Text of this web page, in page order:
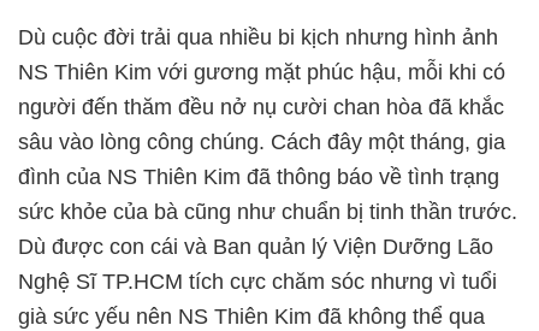
Dù cuộc đời trải qua nhiều bi kịch nhưng hình ảnh
NS Thiên Kim với gương mặt phúc hậu, mỗi khi có
người đến thăm đều nở nụ cười chan hòa đã khắc
sâu vào lòng công chúng. Cách đây một tháng, gia
đình của NS Thiên Kim đã thông báo về tình trạng
sức khỏe của bà cũng như chuẩn bị tinh thần trước.
Dù được con cái và Ban quản lý Viện Dưỡng Lão
Nghệ Sĩ TP.HCM tích cực chăm sóc nhưng vì tuổi
già sức yếu nên NS Thiên Kim đã không thể qua